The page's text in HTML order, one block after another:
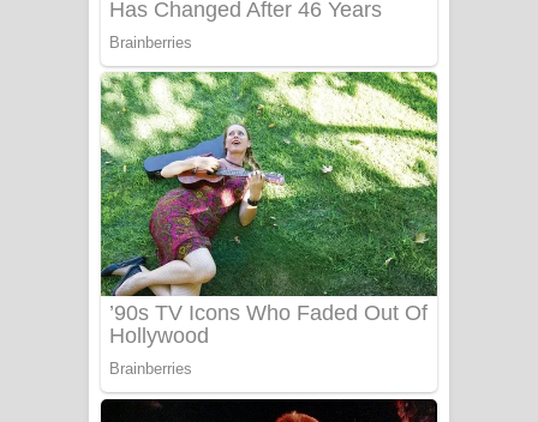
BTS : Hooligan Lyrics
Apa Hamuwee Song Lyrics - අප හමුවී
ගීතයේ පද පෙළ
PATHINIYE Song Lyrics - පතිනියනේ
ගීතයේ පද පෙළ
Sorry Sir Song Lyrics - සොරි සර්